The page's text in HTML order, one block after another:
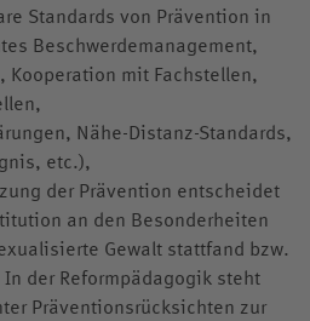
Standards von Prävention in
Beschwerdemanagement,
Kooperation mit Fachstellen,
Nähe-Distanz-Standards,
etc.),
der Prävention entscheidet
an den Besonderheiten
Gewalt stattfand bzw.
der Reformpädagogik steht
Präventionsrücksichten zur